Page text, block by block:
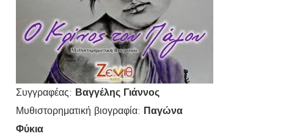
Συγγραφέας: Βαγγέλης Γιάννος
Μυθιστορηματική βιογραφία: Παγώνα
Φύκια